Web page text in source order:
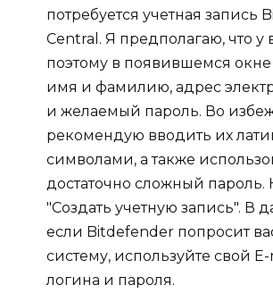
потребуется учетная запись
Central. Я предполагаю, что у
поэтому в появившемся окне
имя и фамилию, адрес
и желаемый пароль. Во
рекомендую вводить их
символами, а также
достаточно сложный пароль.
"Создать учетную запись". В
если Bitdefender попросит
систему, используйте свой E-
логина и пароля.